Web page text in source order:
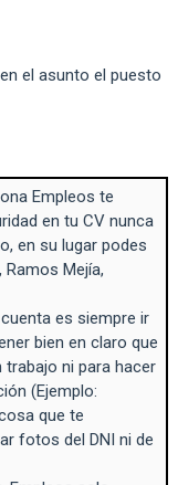
el asunto el puesto
Empleos te
en tu CV nunca
en su lugar podes
Mejía,
es siempre ir
bien en claro que
trabajo ni para hacer
(Ejemplo:
que te
fotos del DNI ni de